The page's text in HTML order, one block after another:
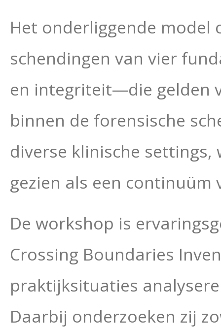
Het onderliggende model
schendingen van vier
en integriteit—die gelden
binnen de forensische
diverse klinische
gezien als een continuüm
De workshop is
Crossing Boundaries
praktijksituaties
Daarbij onderzoeken zij